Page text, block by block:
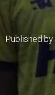
Published by